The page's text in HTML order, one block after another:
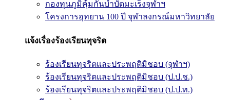
กองทุนภูมิคุ้มกันบำบัดมะเร็งจุฬาฯ
โครงการอุทยาน 100 ปี จุฬาลงกรณ์มหาวิทยาลัย
แจ้งเรื่องร้องเรียนทุจริต
ร้องเรียนทุจริตและประพฤติมิชอบ (จุฬาฯ)
ร้องเรียนทุจริตและประพฤติมิชอบ (ป.ป.ช.)
ร้องเรียนทุจริตและประพฤติมิชอบ (ป.ป.ท.)